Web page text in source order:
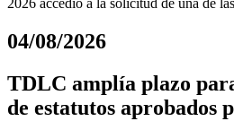
2026 accedió a la solicitud de una de
04/08/2026
TDLC amplía plazo
de estatutos aprobados